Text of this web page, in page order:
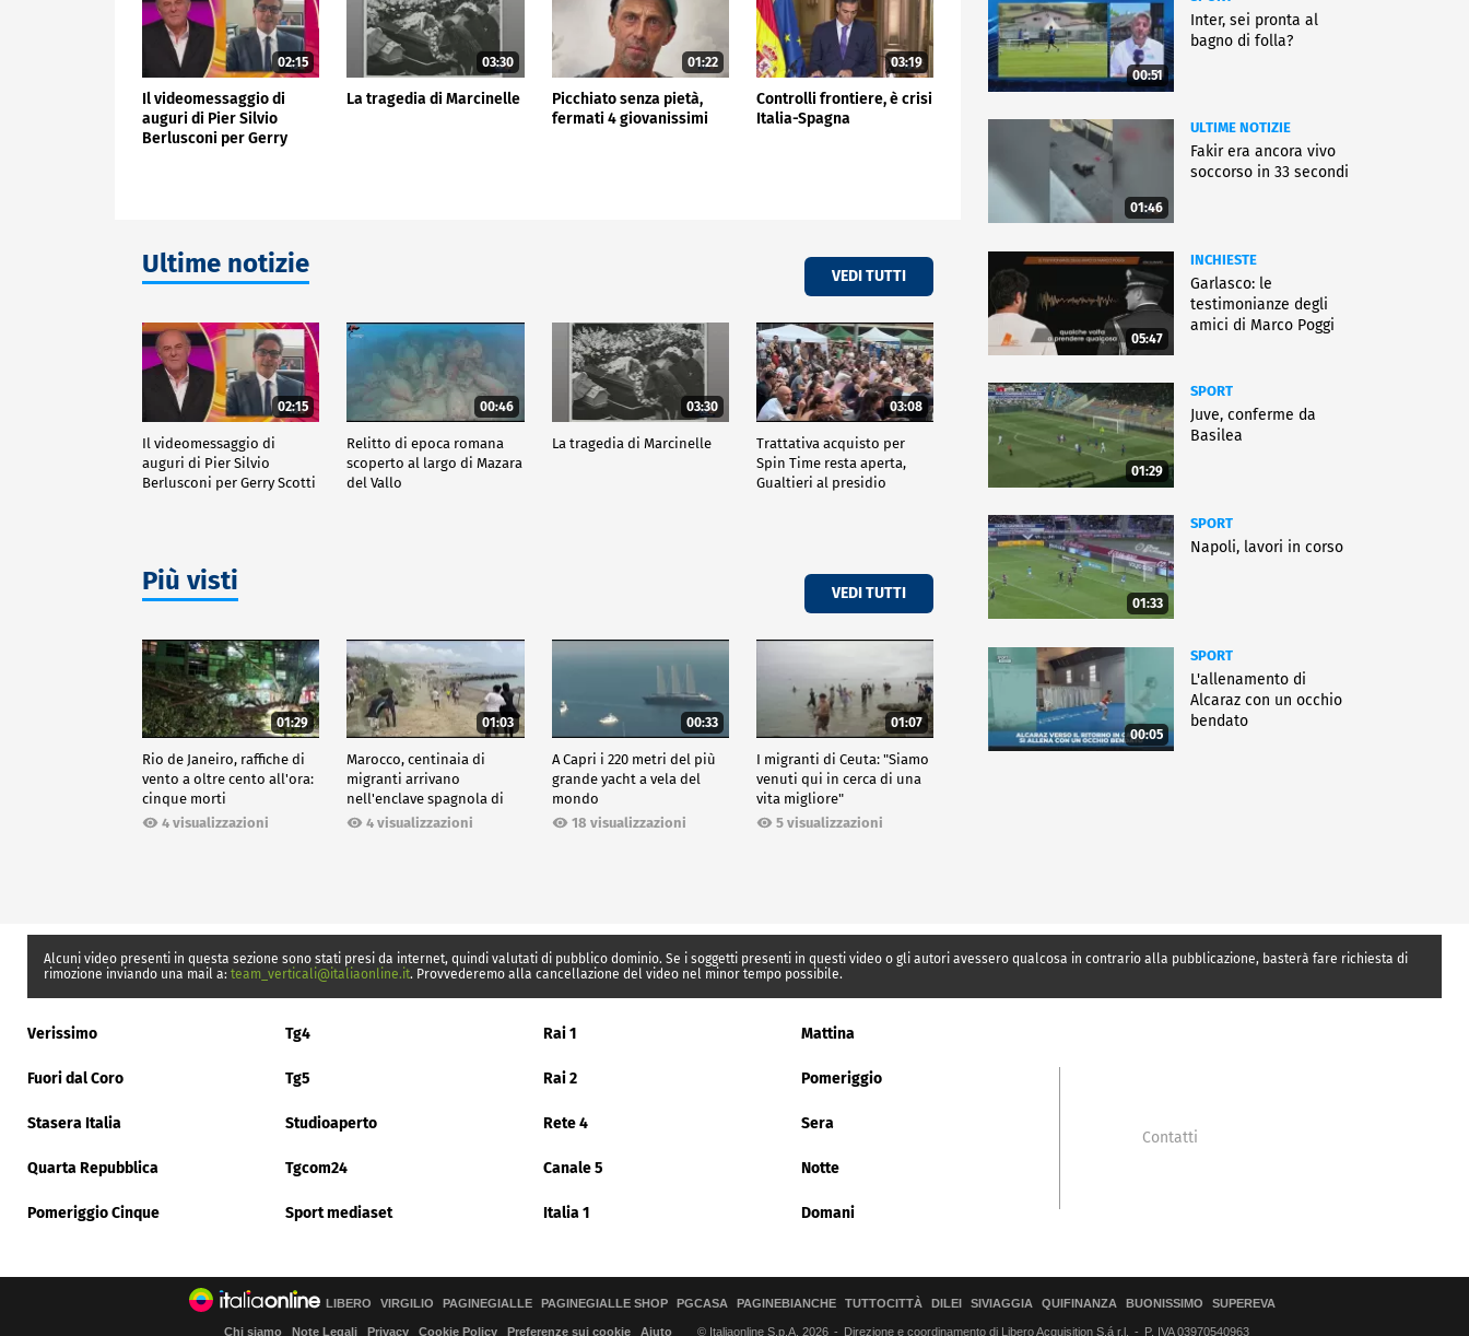
02:15
Il videomessaggio di
auguri di Pier Silvio
Berlusconi per Gerry
03:30
La tragedia di Marcinelle
01:22
Picchiato senza pietà,
fermati 4 giovanissimi
03:19
Controlli frontiere, è crisi
Italia-Spagna
Ultime notizie VEDI TUTTI
02:15
Il videomessaggio di
auguri di Pier Silvio
Berlusconi per Gerry Scotti
00:46
Relitto di epoca romana
scoperto al largo di Mazara
del Vallo
03:30
La tragedia di Marcinelle
03:08
Trattativa acquisto per
Spin Time resta aperta,
Gualtieri al presidio
Più visti VEDI TUTTI
01:29
Rio de Janeiro, raffiche di
vento a oltre cento all'ora:
cinque morti
4 visualizzazioni
01:03
Marocco, centinaia di
migranti arrivano
nell'enclave spagnola di
Ceuta4 visualizzazioni
00:33
A Capri i 220 metri del più
grande yacht a vela del
mondo
18 visualizzazioni
01:07
I migranti di Ceuta: "Siamo
venuti qui in cerca di una
vita migliore"
5 visualizzazioni
00:51
Inter, sei pronta al
bagno di folla?
01:46
ULTIME NOTIZIE
Fakir era ancora vivo
soccorso in 33 secondi
05:47
INCHIESTE
Garlasco: le
testimonianze degli
amici di Marco Poggi
01:29
SPORT
Juve, conferme da
Basilea
01:33
SPORT
Napoli, lavori in corso
00:05
SPORT
L'allenamento di
Alcaraz con un occhio
bendato
Alcuni video presenti in questa sezione sono stati presi da internet, quindi valutati di pubblico dominio. Se i soggetti presenti in questi video o gli autori avessero qualcosa in contrario alla pubblicazione, basterà fare richiesta di
rimozione inviando una mail a: team_verticali@italiaonline.it. Provvederemo alla cancellazione del video nel minor tempo possibile.
Verissimo Tg4 Rai 1 Mattina
Fuori dal Coro Tg5 Rai 2 Pomeriggio
Stasera Italia Studioaperto Rete 4 Sera
Quarta Repubblica Tgcom24 Canale 5 Notte
Pomeriggio Cinque Sport mediaset Italia 1 Domani
Contatti
LIBERO VIRGILIO PAGINEGIALLE PAGINEGIALLE SHOP PGCASA PAGINEBIANCHE TUTTOCITTÀ DILEI SIVIAGGIA QUIFINANZA BUONISSIMO SUPEREVA
Chi siamo Note Legali Privacy Cookie Policy Preferenze sui cookie Aiuto © Italiaonline S.p.A. 2026 Direzione e coordinamento di Libero Acquisition S.á r.l. P. IVA 03970540963